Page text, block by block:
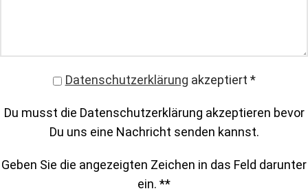
Datenschutzerklärung akzeptiert *
Du musst die Datenschutzerklärung akzeptieren bevor
Du uns eine Nachricht senden kannst.
Geben Sie die angezeigten Zeichen in das Feld darunter
ein. **